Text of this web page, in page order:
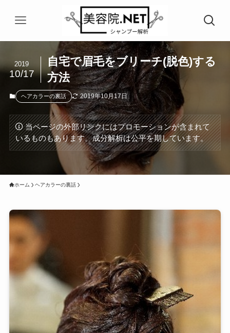
自宅で眉毛をブリーチ(脱色)する
方法
2019
10/17
ヘアカラーの裏話 2019年10月17日
当ページの外部リンクにはプロモーションが含まれて
いるものもあります。成分解析は公平を期しています。
ホーム ヘアカラーの裏話